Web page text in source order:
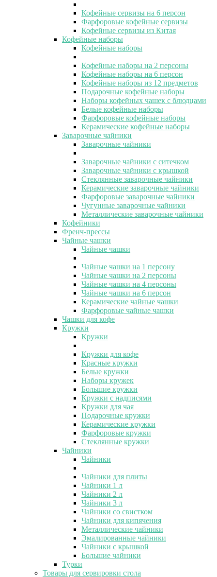
Кофейные сервизы на 6 персон
Фарфоровые кофейные сервизы
Кофейные сервизы из Китая
Кофейные наборы
Кофейные наборы
Кофейные наборы на 2 персоны
Кофейные наборы на 6 персон
Кофейные наборы из 12 предметов
Подарочные кофейные наборы
Наборы кофейных чашек с блюдцами
Белые кофейные наборы
Фарфоровые кофейные наборы
Керамические кофейные наборы
Заварочные чайники
Заварочные чайники
Заварочные чайники с ситечком
Заварочные чайники с крышкой
Стеклянные заварочные чайники
Керамические заварочные чайники
Фарфоровые заварочные чайники
Чугунные заварочные чайники
Металлические заварочные чайники
Кофейники
Френч-прессы
Чайные чашки
Чайные чашки
Чайные чашки на 1 персону
Чайные чашки на 2 персоны
Чайные чашки на 4 персоны
Чайные чашки на 6 персон
Керамические чайные чашки
Фарфоровые чайные чашки
Чашки для кофе
Кружки
Кружки
Кружки для кофе
Красные кружки
Белые кружки
Наборы кружек
Большие кружки
Кружки с надписями
Кружки для чая
Подарочные кружки
Керамические кружки
Фарфоровые кружки
Стеклянные кружки
Чайники
Чайники
Чайники для плиты
Чайники 1 л
Чайники 2 л
Чайники 3 л
Чайники со свистком
Чайники для кипячения
Металлические чайники
Эмалированные чайники
Чайники с крышкой
Большие чайники
Турки
Товары для сервировки стола